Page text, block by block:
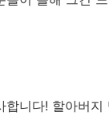
합니다! 할아버